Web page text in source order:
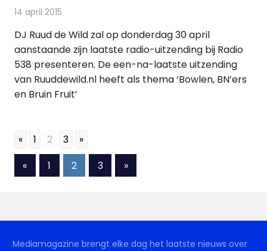
14 april 2015
DJ Ruud de Wild zal op donderdag 30 april
aanstaande zijn laatste radio-uitzending bij Radio
538 presenteren. De een-na-laatste uitzending
van Ruuddewild.nl heeft als thema ‘Bowlen, BN’ers
en Bruin Fruit’
« 1 2 3 »
Berichten
«Vorige
berichten
1 2 3
Volgende
berichten
»
Mediamagazine brengt elke dag het laatste nieuws over